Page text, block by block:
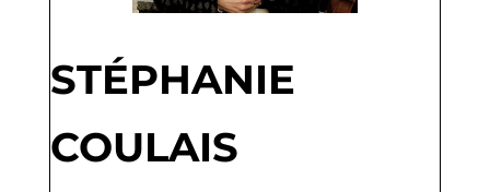
STÉPHANIE
COULAIS